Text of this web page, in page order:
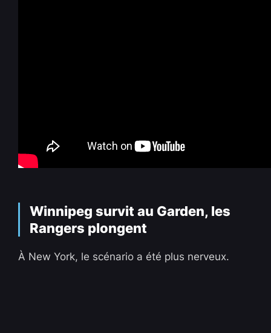
Winnipeg survit au Garden, les
Rangers plongent
À New York, le scénario a été plus nerveux.